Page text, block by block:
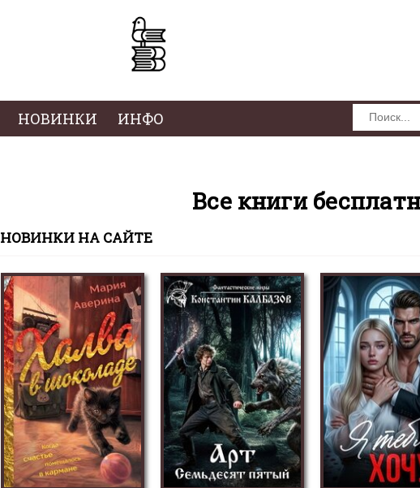
НОВИНКИ ИНФО
Все книги
НОВИНКИ НА САЙТЕ